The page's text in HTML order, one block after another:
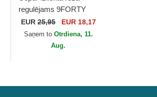
regulējams 9FORTY
Mini no New York
Yankees MLB no New
EUR 25,95 EUR 18,17
Saņem to Otrdiena, 11.
Aug.